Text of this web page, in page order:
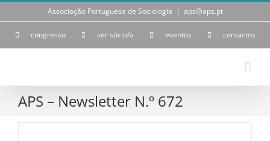
Skip
Associação Portuguesa de Sociologia | aps@aps.pt
congresso ser sócio/a eventos contactos
APS – Newsletter N.º 672